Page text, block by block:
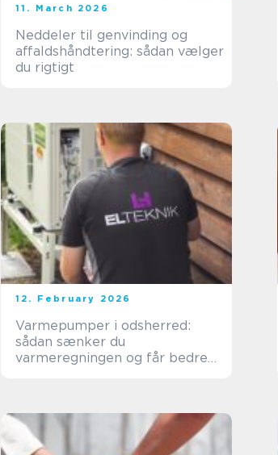
11. March 2026
Neddeler til genvinding og
affaldshåndtering: sådan vælger
du rigtigt
12. February 2026
Varmepumper i odsherred:
sådan sænker du
varmeregningen og får bedre